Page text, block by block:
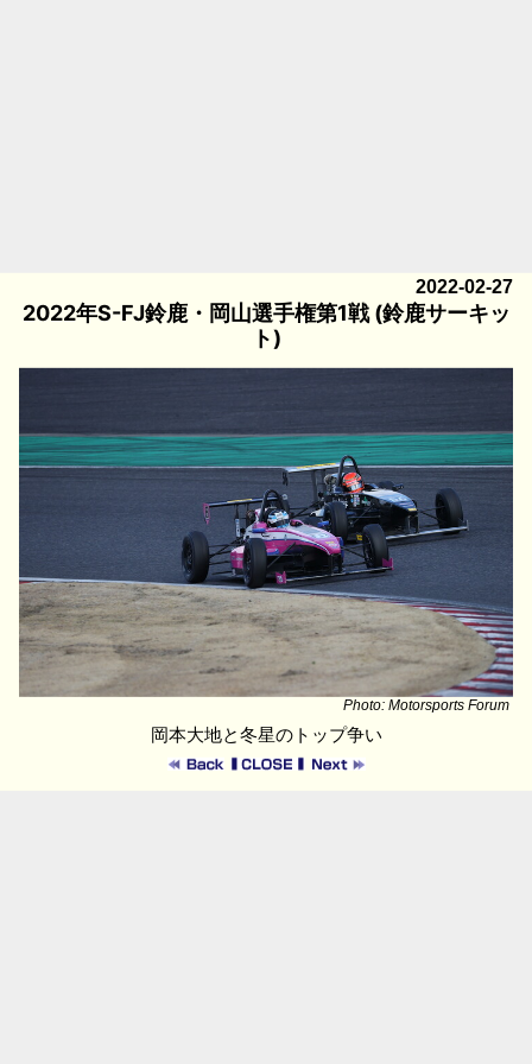
2022-02-27
2022年S-FJ鈴鹿・岡山選手権第1戦 (鈴鹿サーキッ
ト)
Photo: Motorsports Forum
岡本大地と冬星のトップ争い